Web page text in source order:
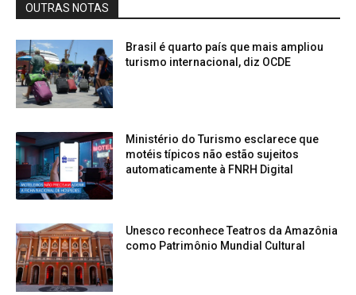
OUTRAS NOTAS
Brasil é quarto país que mais ampliou
turismo internacional, diz OCDE
Ministério do Turismo esclarece que
motéis típicos não estão sujeitos
automaticamente à FNRH Digital
Unesco reconhece Teatros da Amazônia
como Patrimônio Mundial Cultural